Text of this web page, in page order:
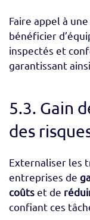
Faire appel à
bénéficier
inspectés et
garantissant
5.3. Gain
des
Externaliser les
entreprises de
coûtset de
confiant ces